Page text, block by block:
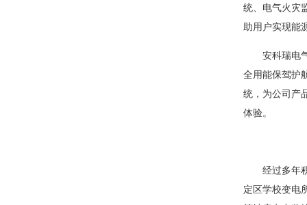
统、电气火灾
助用户实现能
安科瑞电气
全用能保驾护
统，为公司产
体验。
经过多年积
定区学校变电